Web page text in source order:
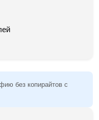
без копирайтов с